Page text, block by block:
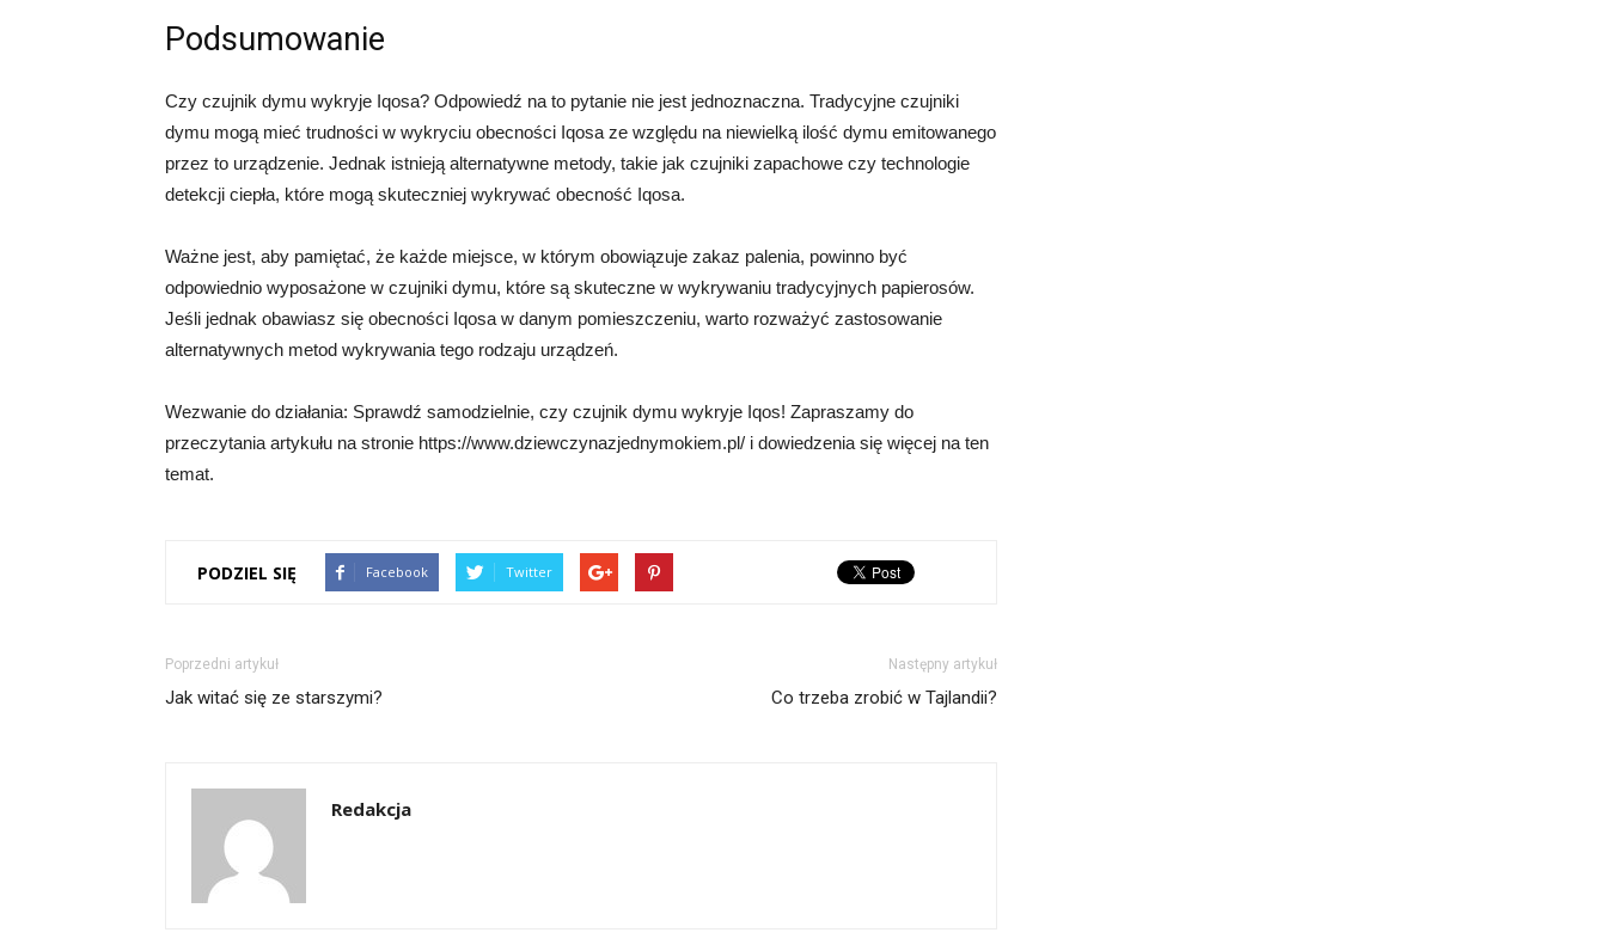
Podsumowanie
Czy czujnik dymu wykryje Iqosa? Odpowiedź na to pytanie nie jest jednoznaczna. Tradycyjne czujniki
dymu mogą mieć trudności w wykryciu obecności Iqosa ze względu na niewielką ilość dymu emitowanego
przez to urządzenie. Jednak istnieją alternatywne metody, takie jak czujniki zapachowe czy technologie
detekcji ciepła, które mogą skuteczniej wykrywać obecność Iqosa.
Ważne jest, aby pamiętać, że każde miejsce, w którym obowiązuje zakaz palenia, powinno być
odpowiednio wyposażone w czujniki dymu, które są skuteczne w wykrywaniu tradycyjnych papierosów.
Jeśli jednak obawiasz się obecności Iqosa w danym pomieszczeniu, warto rozważyć zastosowanie
alternatywnych metod wykrywania tego rodzaju urządzeń.
Wezwanie do działania: Sprawdź samodzielnie, czy czujnik dymu wykryje Iqos! Zapraszamy do
przeczytania artykułu na stronie https://www.dziewczynazjednymokiem.pl/ i dowiedzenia się więcej na ten
temat.
PODZIEL SIĘ Facebook Twitter
Poprzedni artykuł
Jak witać się ze starszymi?
Następny artykuł
Co trzeba zrobić w Tajlandii?
Redakcja